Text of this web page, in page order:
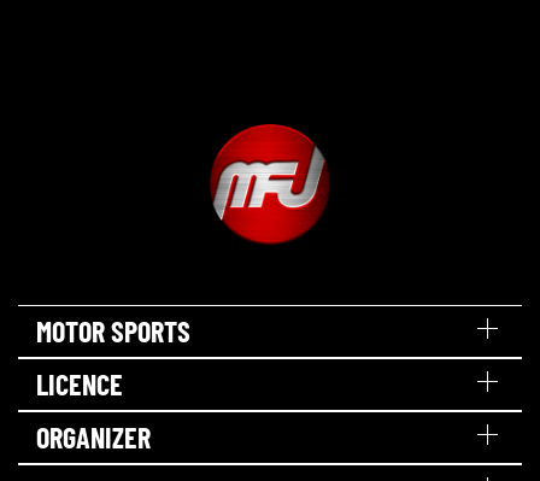
MOTOR SPORTS
LICENCE
ORGANIZER